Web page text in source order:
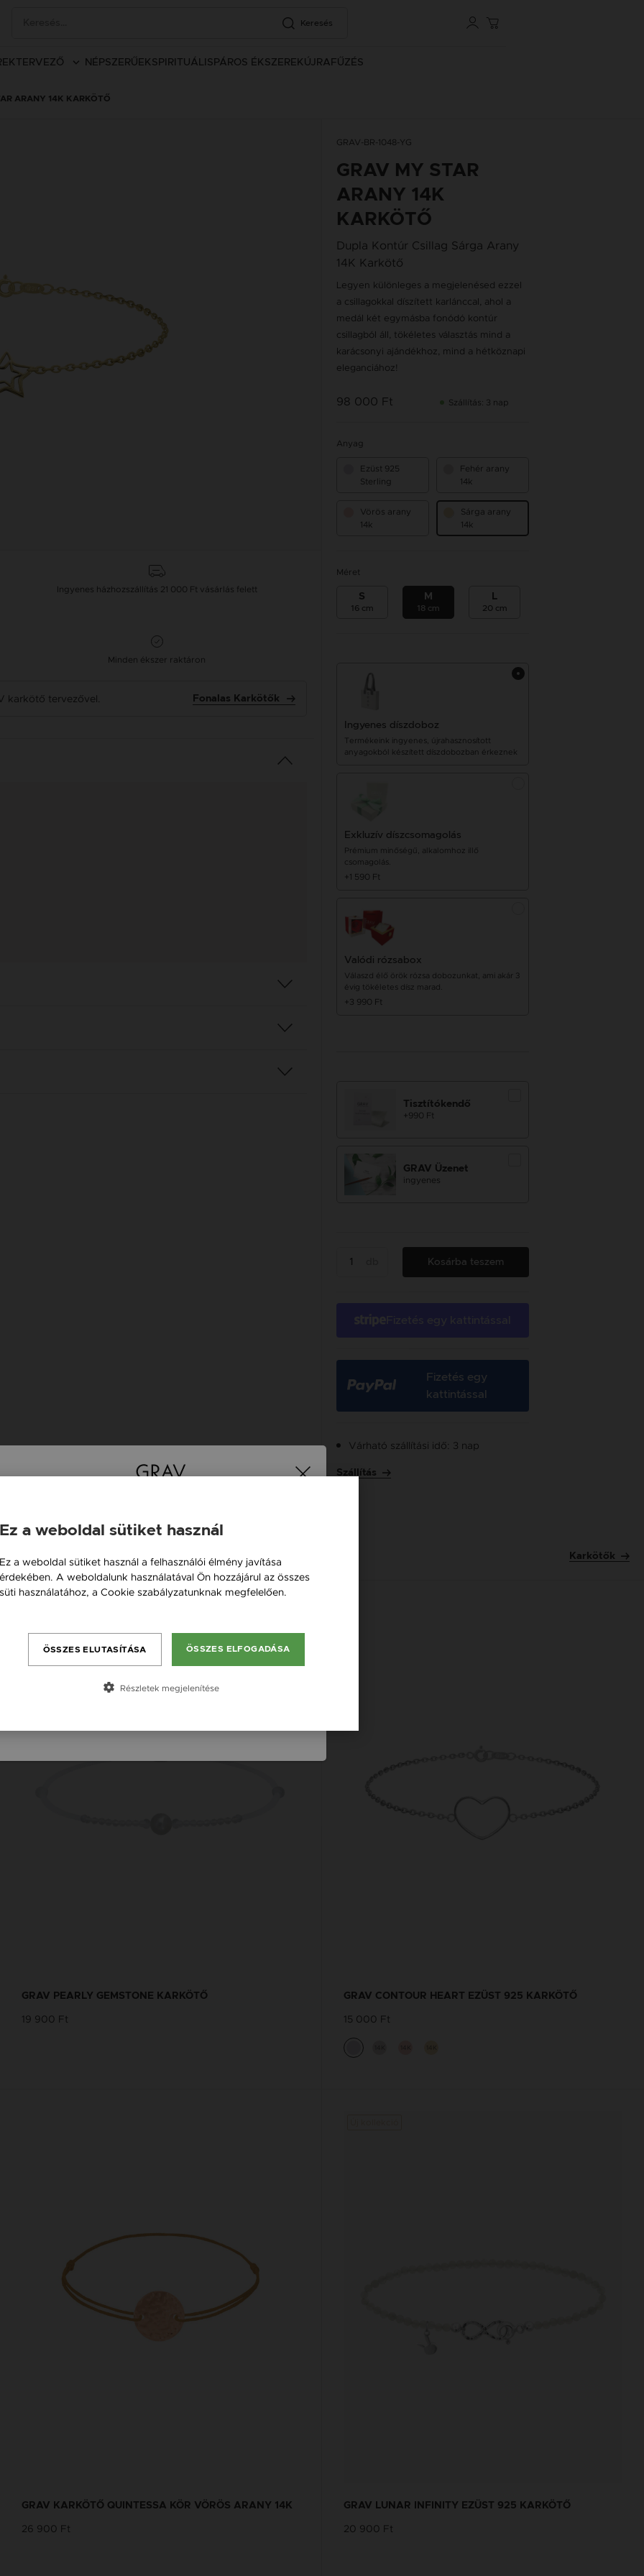
Keresés
TERVEZŐ NÉPSZERŰEK SPIRITUÁLIS PÁROS ÉKSZEREK ÚJRAFŰZÉS
ARANY 14K KARKÖTŐ
Ingyenes házhozszállítás 21 000 Ft vásárlás felett
Minden ékszer raktáron
karkötő tervezővel. Fonalas Karkötők
GRAV-BR-1048-YG
GRAV MY STAR
ARANY 14K
KARKÖTŐ
Dupla Kontúr Csillag Sárga Arany
14K Karkötő
Legyen különleges a megjelenésed ezzel
a csillagokkal díszített karlánccal, ahol a
medál két egymásba fonódó kontúr
csillagból áll, tökéletes választás mind a
karácsonyi ajándékhoz, mind a hétköznapi
eleganciához!
98 000 Ft Szállítás: 3 nap
Anyag
Ezüst 925
Sterling
Fehér arany
14k
Vörös arany
14k
Sárga arany
14k
Méret
S
16 cm
M
18 cm
L
20 cm
Ingyenes díszdoboz
Termékeink ingyenes, újrahasznosított
anyagokból készített díszdobozban érkeznek
Exkluzív díszcsomagolás
Prémium minőségű, alkalomhoz illő
csomagolás.
+1 590 Ft
Valódi rózsabox
Válaszd élő örök rózsa dobozunkat, ami akár 3
évig tökéletes dísz marad.
+3 990 Ft
Tisztítókendő
+990 Ft
GRAV Üzenet
ingyenes
Kosárba teszem
Fizetés egy
kattintással
Várható szállítási idő: 3 nap
Szállítás
Karkötők
GRAV PEARLY GEMSTONE KARKÖTŐ
19 900 Ft
GRAV CONTOUR HEART EZÜST 925 KARKÖTŐ
15 000 Ft
GRAV KARKÖTŐ QUINTESSA KÖR VÖRÖS ARANY 14K
26 900 Ft
GRAV LUNAR INFINITY EZÜST 925 KARKÖTŐ
20 900 Ft
Österreich / AT
România / RO
Slovensko / SK
Ez a weboldal sütiket használ
Ez a weboldal sütiket használ a felhasználói élmény javítása
érdekében. A weboldalunk használatával Ön hozzájárul az összes
süti használatához, a Cookie szabályzatunknak megfelelően.
ÖSSZES ELFOGADÁSA
ÖSSZES ELUTASÍTÁSA
Részletek megjelenítése